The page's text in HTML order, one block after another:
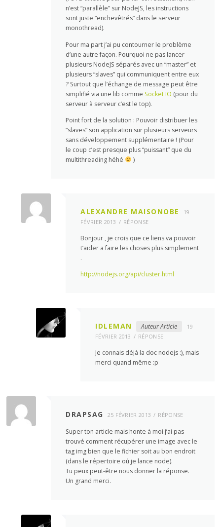
n’est “parallèle” sur NodeJS, les instructions
sont juste “enchevêtrés” dans le serveur
monothread).
Pour ma part j’ai pu contourner le problème
d’une autre façon. Pourquoi ne pas lancer
plusieurs NodeJS séparés avec un “master” et
plusieurs “slaves” qui communiquent entre eux
? Surtout que l’échange de message peut être
simplifié via une lib comme Socket IO (pour du
serveur à serveur c’est le top).
Point fort de la solution : Pouvoir distribuer les
“slaves” son application sur plusieurs serveurs
sans développement supplémentaire ! (Pour
le coup c’est presque plus “puissant” que du
multithreading héhé
)
ALEXANDRE MAISONOBE
19
FÉVRIER 2013
RÉPONSE
Bonjour , je crois que ce liens va pouvoir
t’aider a faire les choses plus simplement
.
http://nodejs.org/api/cluster.html
IDLEMAN Auteur Article
19
FÉVRIER 2013
RÉPONSE
Je connais déjà la doc nodejs :), mais
merci quand même :p
DRAPSAG 25 FÉVRIER 2013 RÉPONSE
Super ton article mais honte à moi j’ai pas
trouvé comment récupérer une image avec le
tag img bien que le fichier soit au bon endroit
(dans le répertoire où je lance node).
Tu peux peut-être nous donner la réponse.
Un grand merci.